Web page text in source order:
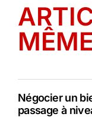
Négocier un
passage à